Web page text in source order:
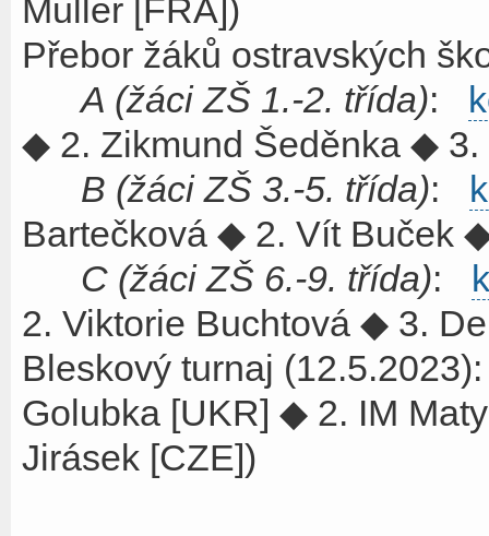
Muller [FRA])
Přebor žáků ostravských
A (žáci ZŠ 1.-2. třída):
◆ 2. Zikmund Šeděnka ◆ 3.
B (žáci ZŠ 3.-5. třída):
Bartečková ◆ 2. Vít Buček
C (žáci ZŠ 6.-9. třída):
2. Viktorie Buchtová ◆ 3.
Bleskový turnaj
Golubka [UKR] ◆ 2. IM
Jirásek [CZE])